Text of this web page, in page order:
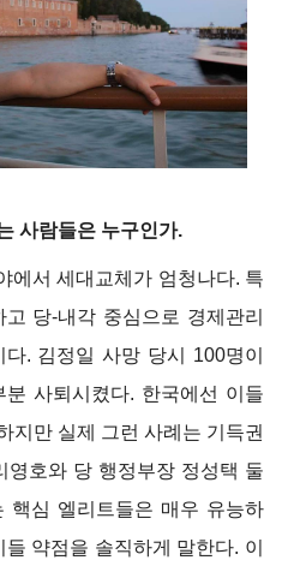
사람들은 누구인가.
서 세대교체가 엄청나다. 특
당-내각 중심으로 경제관리
. 김정일 사망 당시 100명이
사퇴시켰다. 한국에선 이들
지만 실제 그런 사례는 기득권
영호와 당 행정부장 정성택 둘
핵심 엘리트들은 매우 유능하
약점을 솔직하게 말한다. 이